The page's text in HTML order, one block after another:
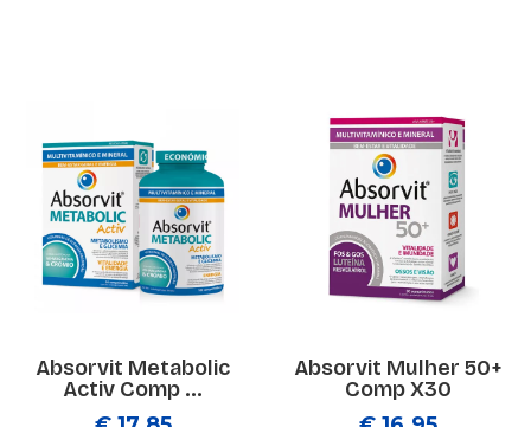
Absorvit Metabolic
Activ Comp ...
Absorvit Mulher 50+
Comp X30